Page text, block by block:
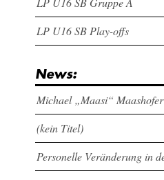
LP U16 SB Play-offs
News:
Michael „Maasi“
(kein Titel)
Personelle Veränderung in